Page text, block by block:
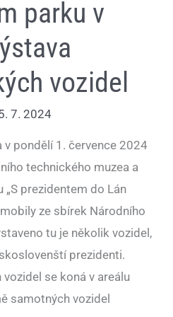
parku v
vozidel
7. 2024
v pondělí 1. července 2024
technického muzea a
„S prezidentem do Lán
ze sbírek Národního
tu je několik vozidel,
prezidenti.
se koná v areálu
samotných vozidel